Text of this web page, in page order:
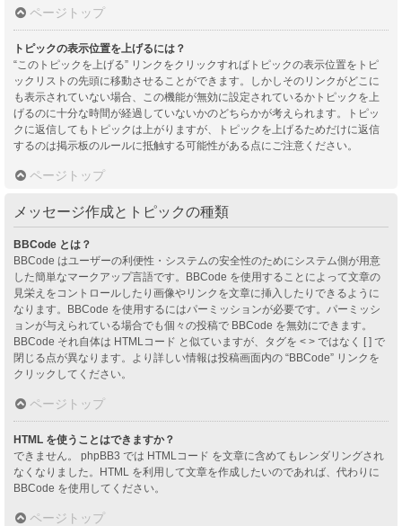
ページトップ
トピックの表示位置を上げるには？
“このトピックを上げる” リンクをクリックすればトピックの表示位置をトピ
ックリストの先頭に移動させることができます。しかしそのリンクがどこに
も表示されていない場合、この機能が無効に設定されているかトピックを上
げるのに十分な時間が経過していないかのどちらかが考えられます。トピッ
クに返信してもトピックは上がりますが、トピックを上げるためだけに返信
するのは掲示板のルールに抵触する可能性がある点にご注意ください。
ページトップ
メッセージ作成とトピックの種類
BBCode とは？
BBCode はユーザーの利便性・システムの安全性のためにシステム側が用意
した簡単なマークアップ言語です。BBCode を使用することによって文章の
見栄えをコントロールしたり画像やリンクを文章に挿入したりできるように
なります。BBCode を使用するにはパーミッションが必要です。パーミッシ
ョンが与えられている場合でも個々の投稿で BBCode を無効にできます。
BBCode それ自体は HTMLコード と似ていますが、タグを < > ではなく [ ] で
閉じる点が異なります。より詳しい情報は投稿画面内の “BBCode” リンクを
クリックしてください。
ページトップ
HTML を使うことはできますか？
できません。 phpBB3 では HTMLコード を文章に含めてもレンダリングされ
なくなりました。HTML を利用して文章を作成したいのであれば、代わりに
BBCode を使用してください。
ページトップ